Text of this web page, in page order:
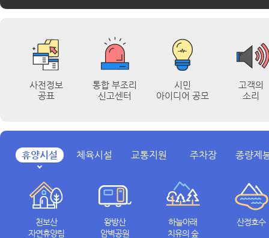
사전정보
공표
통합 부조리
신고센터
시민
아이디어 공모
고객의
소리
휴양시설
천보산
자연휴양림
왕방산
암벽공원
하늘아래
치유의 숲
산정호수
체육시설 교통지원 주차장 종량제